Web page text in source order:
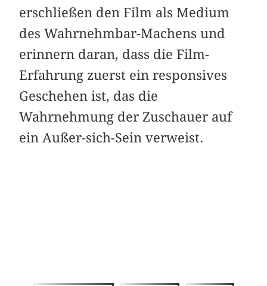
erschließen den Film als Medium
des Wahrnehmbar-Machens und
erinnern daran, dass die Film-
Erfahrung zuerst ein responsives
Geschehen ist, das die
Wahrnehmung der Zuschauer auf
ein Außer-sich-Sein verweist.